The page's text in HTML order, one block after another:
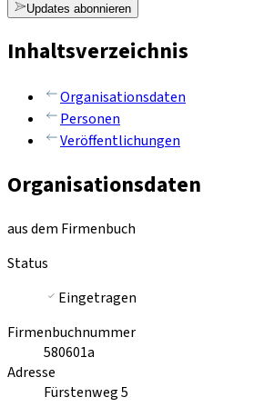
Updates abonnieren
Inhaltsverzeichnis
Organisationsdaten
Personen
Veröffentlichungen
Organisationsdaten
aus dem Firmenbuch
Status
Eingetragen
Firmenbuchnummer
580601a
Adresse
Fürstenweg 5